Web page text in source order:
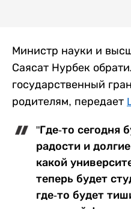
Министр науки и
Саясат Нурбек
государственный
родителям, передает
"Где-то сегодня
радости и
какой
теперь будет
где-то будет